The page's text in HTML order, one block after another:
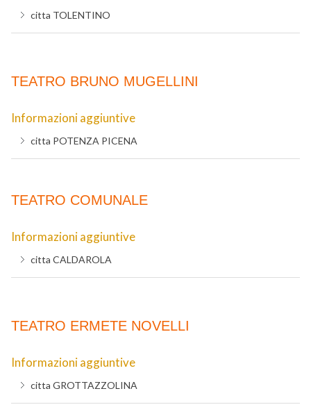
citta TOLENTINO
TEATRO BRUNO MUGELLINI
Informazioni aggiuntive
citta POTENZA PICENA
TEATRO COMUNALE
Informazioni aggiuntive
citta CALDAROLA
TEATRO ERMETE NOVELLI
Informazioni aggiuntive
citta GROTTAZZOLINA